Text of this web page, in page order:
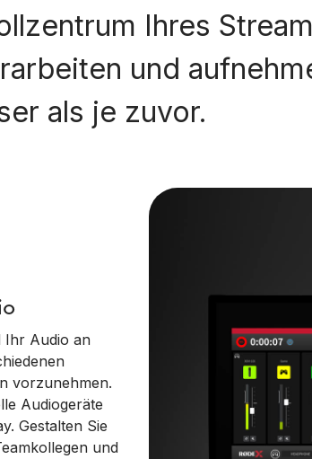
Ihres
und
als je zuvor.
Ihr Audio an
vorzunehmen.
Audiogeräte
Gestalten Sie
und